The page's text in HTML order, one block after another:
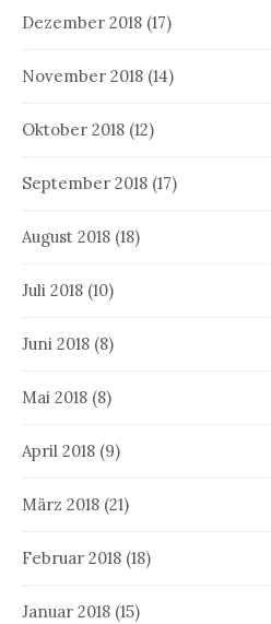
Dezember 2018 (17)
November 2018 (14)
Oktober 2018 (12)
September 2018 (17)
August 2018 (18)
Juli 2018 (10)
Juni 2018 (8)
Mai 2018 (8)
April 2018 (9)
März 2018 (21)
Februar 2018 (18)
Januar 2018 (15)